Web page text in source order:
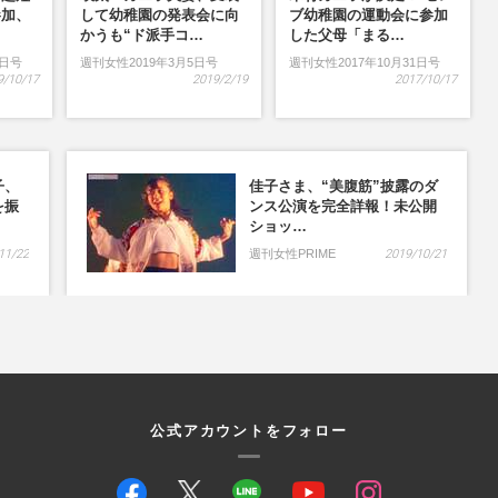
、
号
10/17
して幼稚園の発表会に向
かうも“ド派手コ…
週刊女性2019年3月5日号
2019/2/19
ブ幼稚園の運動会に参加
した父母「まる…
週刊女性2017年10月31日号
2017/10/17
振
22
佳子さま、“美腹筋”披露のダ
ンス公演を完全詳報！未公開
ショッ…
週刊女性PRIME 2019/10/21
公式アカウントをフォロー